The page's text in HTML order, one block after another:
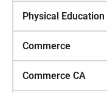
Physical Education
Commerce
Commerce CA